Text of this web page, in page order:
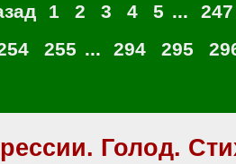
1 2 3 4 5 ...
247
255 ... 294 295
Голод.